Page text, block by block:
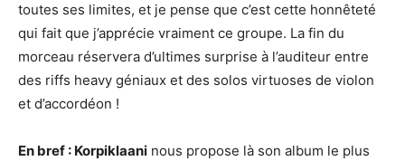
toutes ses limites, et je pense que c’est cette honnêteté
qui fait que j’apprécie vraiment ce groupe. La fin du
morceau réservera d’ultimes surprise à l’auditeur entre
des riffs heavy géniaux et des solos virtuoses de violon
et d’accordéon !
En bref : Korpiklaani nous propose là son album le plus